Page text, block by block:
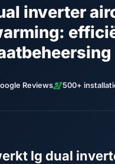
inverter
Reviewsengineering500+
lg dual